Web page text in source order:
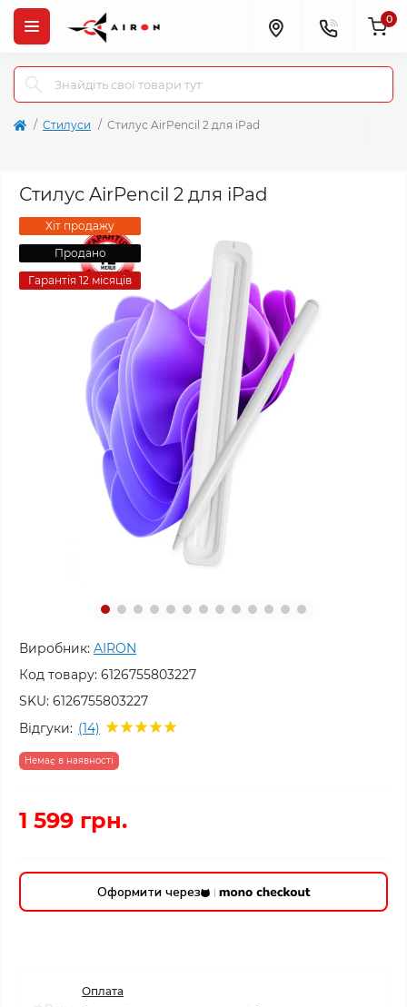
0
Стилуси Стилус AirPencil 2 для iPad
Стилус AirPencil 2 для iPad
Хіт продажу
Продано
Гарантія 12 місяців
Виробник: AIRON
Код товару: 6126755803227
SKU: 6126755803227
Відгуки: (14)
Немає в наявності
1 599 грн.
Оформити через
Оплата